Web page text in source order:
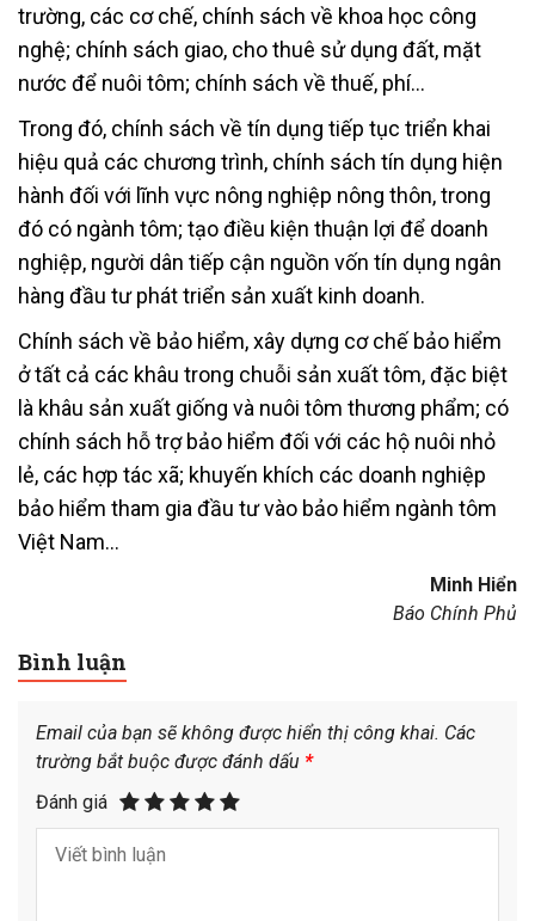
trường, các cơ chế, chính sách về khoa học công
nghệ; chính sách giao, cho thuê sử dụng đất, mặt
nước để nuôi tôm; chính sách về thuế, phí…
Trong đó, chính sách về tín dụng tiếp tục triển khai
hiệu quả các chương trình, chính sách tín dụng hiện
hành đối với lĩnh vực nông nghiệp nông thôn, trong
đó có ngành tôm; tạo điều kiện thuận lợi để doanh
nghiệp, người dân tiếp cận nguồn vốn tín dụng ngân
hàng đầu tư phát triển sản xuất kinh doanh.
Chính sách về bảo hiểm, xây dựng cơ chế bảo hiểm
ở tất cả các khâu trong chuỗi sản xuất tôm, đặc biệt
là khâu sản xuất giống và nuôi tôm thương phẩm; có
chính sách hỗ trợ bảo hiểm đối với các hộ nuôi nhỏ
lẻ, các hợp tác xã; khuyến khích các doanh nghiệp
bảo hiểm tham gia đầu tư vào bảo hiểm ngành tôm
Việt Nam…
Minh Hiển
Báo Chính Phủ
Bình luận
Email của bạn sẽ không được hiển thị công khai. Các
trường bắt buộc được đánh dấu *
Đánh giá